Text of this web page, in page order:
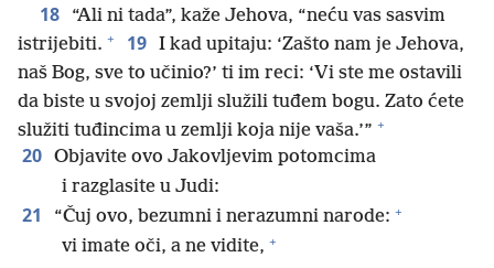
18
“Ali ni tada”, kaže Jehova, “neću vas sasvim
istrijebiti. + 19 I kad upitaju: ‘Zašto nam je Jehova,
naš Bog, sve to učinio?’ ti im reci: ‘Vi ste me ostavili
da biste u svojoj zemlji služili tuđem bogu. Zato ćete
služiti tuđincima u zemlji koja nije vaša.’” +
20 Objavite ovo Jakovljevim potomcima
i razglasite u Judi:
21 “Čuj ovo, bezumni i nerazumni narode: +
vi imate oči, a ne vidite, +